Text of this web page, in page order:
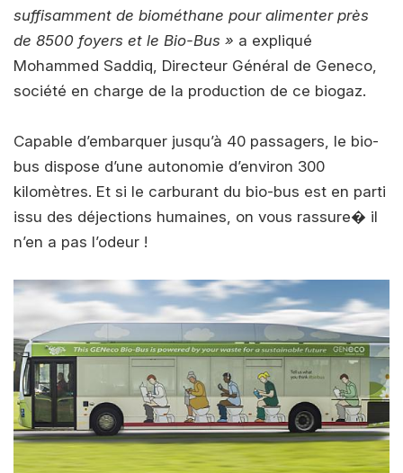
suffisamment de biométhane pour alimenter près
de 8500 foyers et le Bio-Bus » a expliqué
Mohammed Saddiq, Directeur Général de Geneco,
société en charge de la production de ce biogaz.
Capable d’embarquer jusqu’à 40 passagers, le bio-
bus dispose d’une autonomie d’environ 300
kilomètres. Et si le carburant du bio-bus est en parti
issu des déjections humaines, on vous rassure� il
n’en a pas l’odeur !